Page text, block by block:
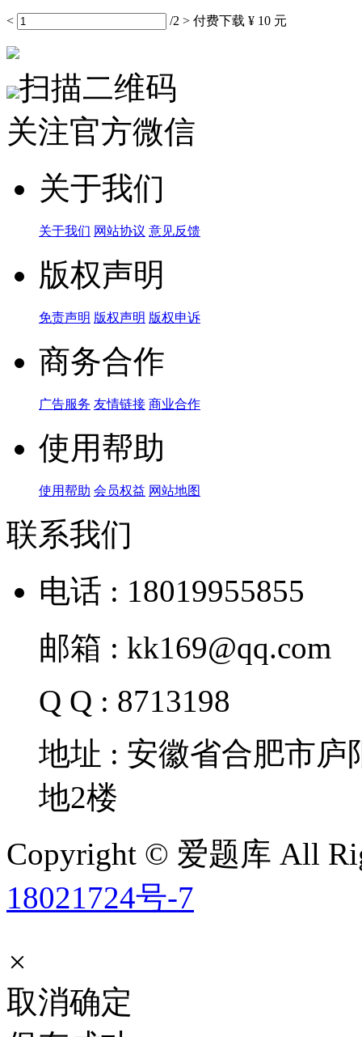
< /2 > 付费下载 ¥ 10 元
扫描二维码
关注官方微信
关于我们
关于我们 网站协议 意见反馈
版权声明
免责声明 版权声明 版权申诉
商务合作
广告服务 友情链接 商业合作
使用帮助
使用帮助 会员权益 网站地图
联系我们
电话 : 18019955855
邮箱 : kk169@qq.com
Q Q : 8713198
地址 : 安徽省合肥市
地2楼
Copyright © 爱题库 All
18021724号-7
×
取消确定